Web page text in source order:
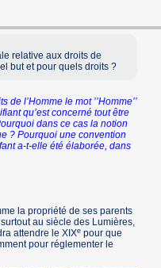
relative aux droits de
but et pour quels droits ?
l’Homme le mot ’’Homme’’
qu’est concerné tout être
dans ce cas la notion
? Pourquoi une convention
a-t-elle été élaborée, dans
la propriété de ses parents
au siècle des Lumières,
attendre le XIXe pour que
pour réglementer le